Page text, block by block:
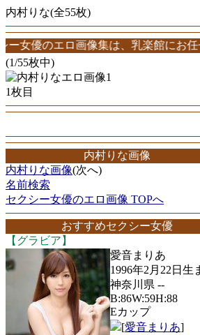
内村りな(全55枚)
のエロ画像集は、乳楽館にお任せ！
(1/55枚中)
1枚目
内村りな画像
内村りな画像(次へ)
名前検索
セクシー女優のエロ画像 TOPへ
おすすめセクシー女優
【グラビア】
愛音まりあ
1996年2月22日生
神奈川県 --
B:86W:59H:88
Eカップ
[愛音まりあ]